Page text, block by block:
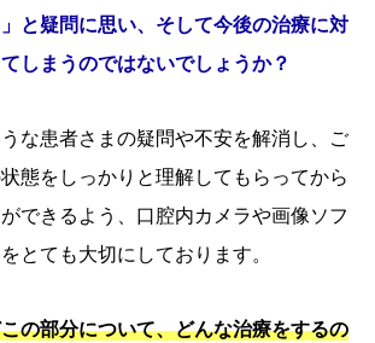
と疑問に思い、そして今後の治療に対
しまうのではないでしょうか？
な患者さまの疑問や不安を解消し、ご
態をしっかりと理解してもらってから
できるよう、口腔内カメラや画像ソフ
とても大切にしております。
の部分について、どんな治療をするの